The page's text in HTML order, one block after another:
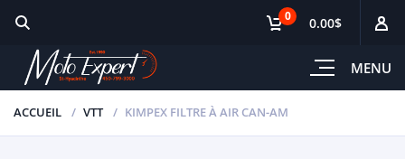
MENU
0 0.00$
ACCUEIL VTT KIMPEX FILTRE À AIR CAN-AM